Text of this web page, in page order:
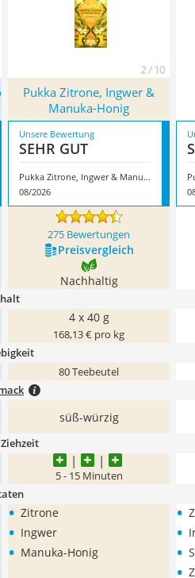
2 / 10
Pukka Zitrone, Ingwer &
Manuka-Honig
Unsere Bewertung
SEHR GUT
Pukka Zitrone, Ingwer & Manuka-Honig
08/2026
275 Bewertungen
Preis­vergleich
Nachhaltig
4 x 40 g
168,13 € pro kg
80 Teebeutel
süß-würzig
5 - 15 Minuten
• Zitrone
• Ingwer
• Manuka-Honig
•
•
•
•